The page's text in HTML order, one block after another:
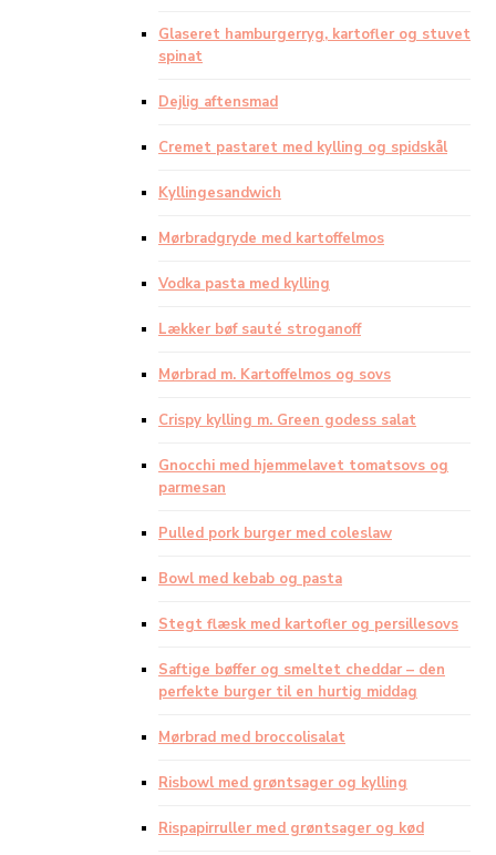
Glaseret hamburgerryg, kartofler og stuvet
spinat
Dejlig aftensmad
Cremet pastaret med kylling og spidskål
Kyllingesandwich
Mørbradgryde med kartoffelmos
Vodka pasta med kylling
Lækker bøf sauté stroganoff
Mørbrad m. Kartoffelmos og sovs
Crispy kylling m. Green godess salat
Gnocchi med hjemmelavet tomatsovs og
parmesan
Pulled pork burger med coleslaw
Bowl med kebab og pasta
Stegt flæsk med kartofler og persillesovs
Saftige bøffer og smeltet cheddar – den
perfekte burger til en hurtig middag
Mørbrad med broccolisalat
Risbowl med grøntsager og kylling
Rispapirruller med grøntsager og kød